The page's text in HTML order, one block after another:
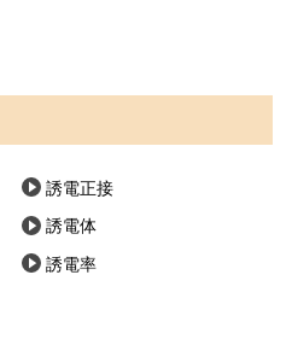
誘電正接
誘電体
誘電率